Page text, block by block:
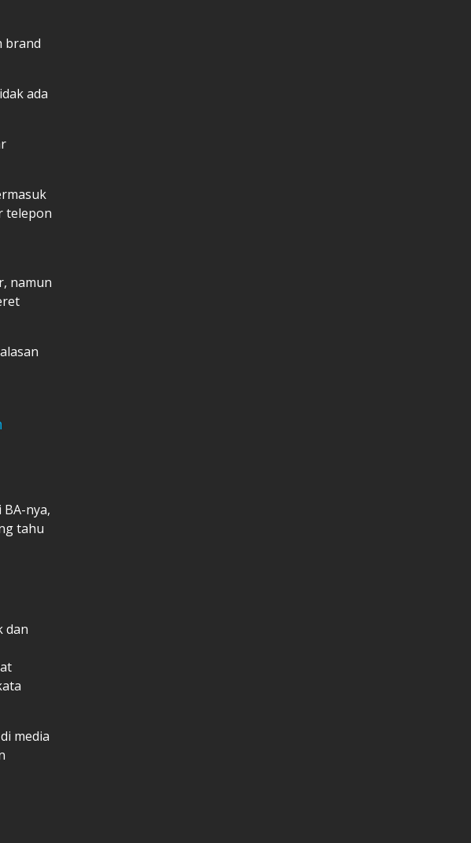
brand
ada
telepon
namun
nya,
tahu
dan
media